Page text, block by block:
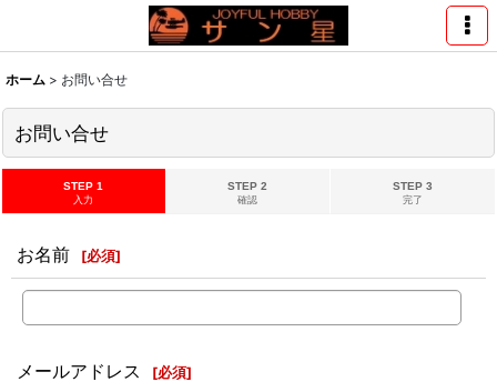
ホーム > お問い合せ
お問い合せ
STEP 1
入力
STEP 2
確認
STEP 3
完了
お名前 [必須]
メールアドレス [必須]